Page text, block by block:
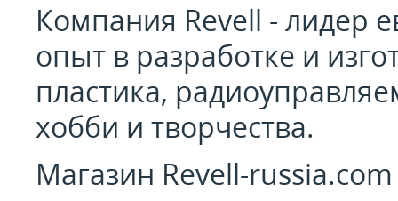
Компания Revell - лидер
опыт в разработке и
пластика,
хобби и творчества.
Магазин Revell-